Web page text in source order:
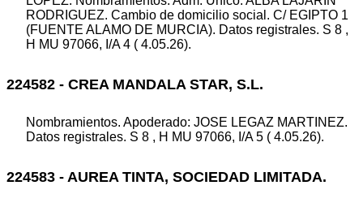
RODRIGUEZ. Cambio de domicilio social. C/ EGIPTO 1
(FUENTE ALAMO DE MURCIA). Datos registrales. S 8 ,
H MU 97066, I/A 4 ( 4.05.26).
224582 - CREA MANDALA STAR, S.L.
Nombramientos. Apoderado: JOSE LEGAZ MARTINEZ.
Datos registrales. S 8 , H MU 97066, I/A 5 ( 4.05.26).
224583 - AUREA TINTA, SOCIEDAD LIMITADA.